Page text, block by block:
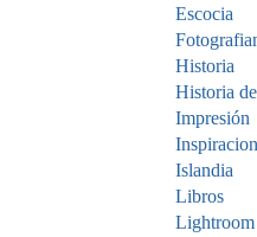
Escocia
Historia
Historia
Impresión
Islandia
Libros
Lightroom